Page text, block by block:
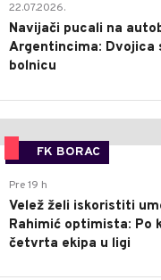
22.07.2026.
Navijači pucali na
Argentincima: Dvojica
bolnicu
FK BORAC
Pre 19 h
Velež želi iskoristiti
Rahimić optimista: Po
četvrta ekipa u ligi